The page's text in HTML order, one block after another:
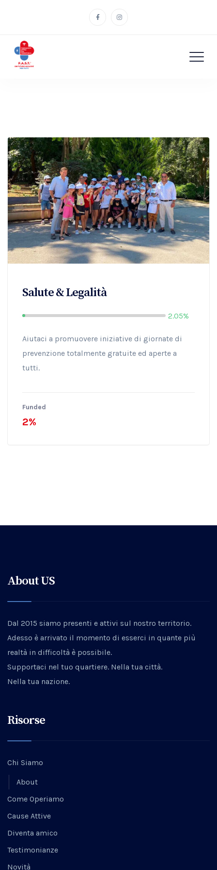
Salute & Legalità
2.05%
Aiutaci a promuovere iniziative di giornate di
prevenzione totalmente gratuite ed aperte a
tutti.
Funded
2%
About US
Dal 2015 siamo presenti e attivi sul nostro territorio.
Adesso è arrivato il momento di esserci in quante più
realtà in difficoltà è possibile.
Supportaci nel tuo quartiere. Nella tua città.
Nella tua nazione.
Risorse
Chi Siamo
About
Come Operiamo
Cause Attive
Diventa amico
Testimonianze
Novità